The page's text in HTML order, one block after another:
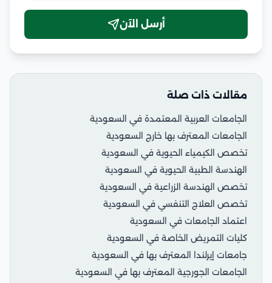
أرسل الآن
مقالات ذات صلة
الجامعات العربية المعتمدة في السعودية
الجامعات المعترف بها خارج السعودية
تخصص الكيمياء الحيوية في السعودية
الهندسة الطبية الحيوية في السعودية
تخصص الهندسة الزراعية في السعودية
تخصص العلاج التنفسي في السعودية
اعتماد الجامعات في السعودية
كليات التمريض الخاصة في السعودية
جامعات إيرلندا المعترف بها في السعودية
الجامعات الجورجية المعترف بها في السعودية